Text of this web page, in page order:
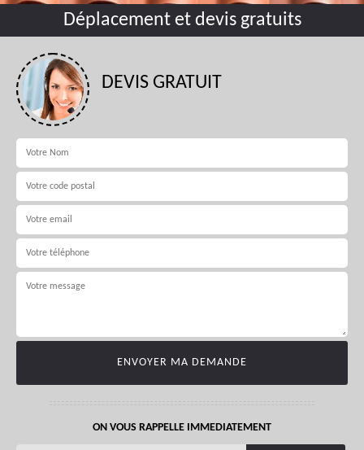
Déplacement et devis gratuits
DEVIS GRATUIT
ON VOUS RAPPELLE IMMEDIATEMENT